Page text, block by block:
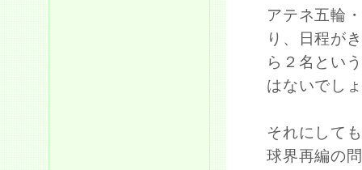
アテネ五輪
り、日程が
ら２名とい
はないでし
それにして
球界再編の